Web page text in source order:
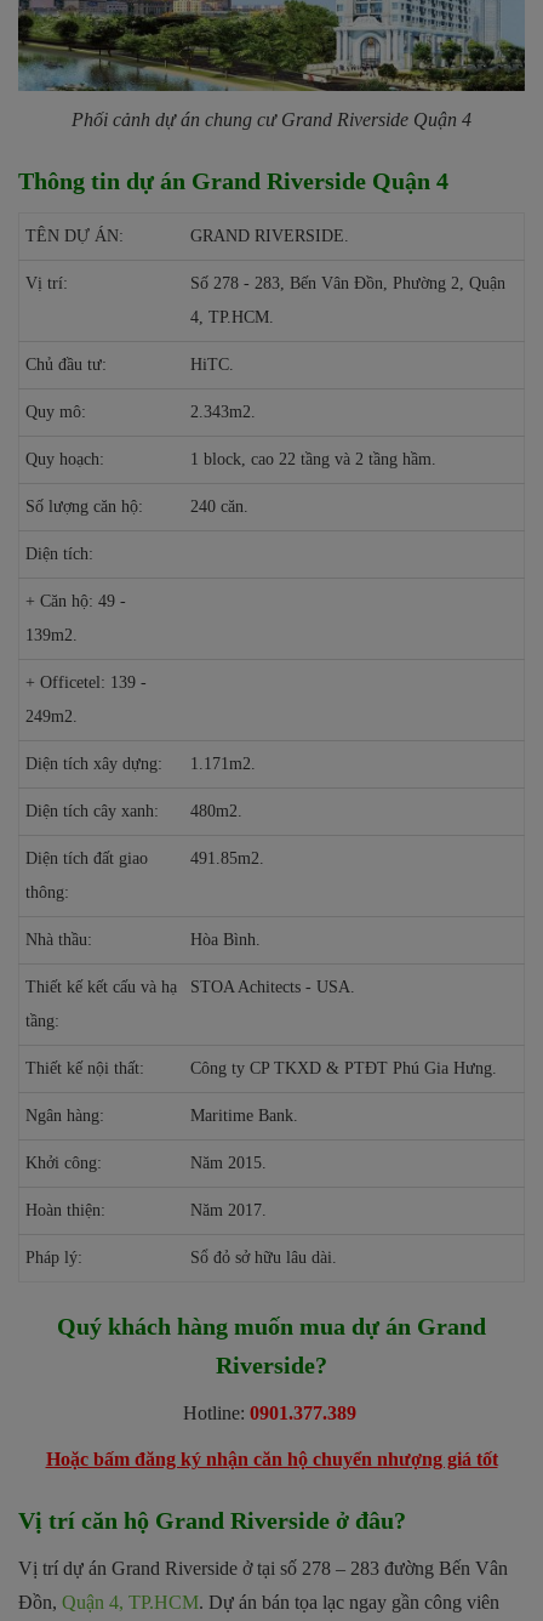
Phối cảnh dự án chung cư Grand Riverside Quận 4
Thông tin dự án Grand Riverside Quận 4
TÊN DỰ ÁN: GRAND RIVERSIDE.
Vị trí:
Số 278 - 283, Bến Vân Đồn, Phường 2, Quận
4, TP.HCM.
Chủ đầu tư: HiTC.
Quy mô: 2.343m2.
Quy hoạch: 1 block, cao 22 tầng và 2 tầng hầm.
Số lượng căn hộ: 240 căn.
Diện tích:
+ Căn hộ: 49 -
139m2.
+ Officetel: 139 -
249m2.
Diện tích xây dựng: 1.171m2.
Diện tích cây xanh: 480m2.
Diện tích đất giao
thông:
491.85m2.
Nhà thầu: Hòa Bình.
Thiết kế kết cấu và hạ
tầng:
STOA Achitects - USA.
Thiết kế nội thất: Công ty CP TKXD & PTĐT Phú Gia Hưng.
Ngân hàng: Maritime Bank.
Khởi công: Năm 2015.
Hoàn thiện: Năm 2017.
Pháp lý: Sổ đỏ sở hữu lâu dài.
Quý khách hàng muốn mua dự án Grand
Riverside?
Hotline: 0901.377.389
Hoặc bấm đăng ký nhận căn hộ chuyển nhượng giá tốt
Vị trí căn hộ Grand Riverside ở đâu?
Vị trí dự án Grand Riverside ở tại số 278 – 283 đường Bến Vân
Đồn, Quận 4, TP.HCM. Dự án bán tọa lạc ngay gần công viên